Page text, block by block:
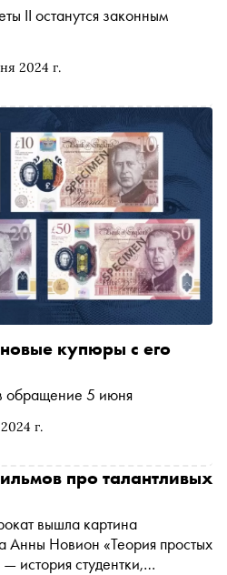
2024 г.
II останутся законным
г.
купюры с его
обращение 5 июня
про талантливых
вышла картина
Анны Новион «Теория простых
история студентки,